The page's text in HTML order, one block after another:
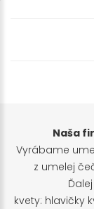
Naša
Vyrábame
z umelej
kvety: hlavičky